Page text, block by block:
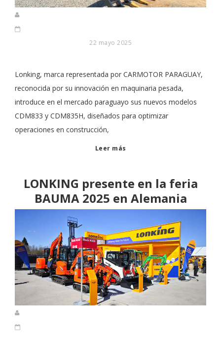
22 mayo 2025
Lonking, marca representada por CARMOTOR PARAGUAY,
reconocida por su innovación en maquinaria pesada,
introduce en el mercado paraguayo sus nuevos modelos
CDM833 y CDM835H, diseñados para optimizar
operaciones en construcción,
Leer más
LONKING presente en la feria
BAUMA 2025 en Alemania